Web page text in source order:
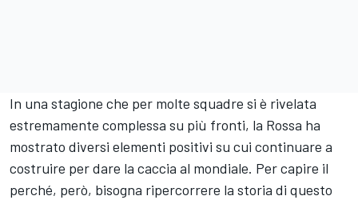
In una stagione che per molte squadre si è rivelata
estremamente complessa su più fronti, la Rossa ha
mostrato diversi elementi positivi su cui continuare a
costruire per dare la caccia al mondiale. Per capire il
perché, però, bisogna ripercorrere la storia di questo